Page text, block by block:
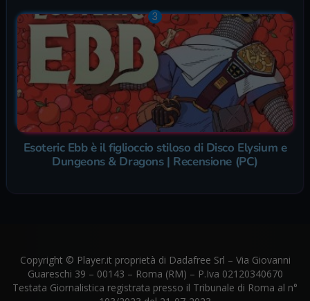
Esoteric Ebb è il figlioccio stiloso di Disco Elysium e
Dungeons & Dragons | Recensione (PC)
Copyright © Player.it proprietà di Dadafree Srl – Via Giovanni
Guareschi 39 – 00143 – Roma (RM) – P.Iva 02120340670
Testata Giornalistica registrata presso il Tribunale di Roma al n°